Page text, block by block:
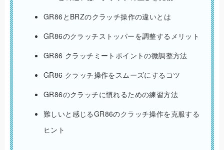
GR86とBRZのクラッチ操作の違いとは
GR86のクラッチストッパーを調整するメリット
GR86 クラッチミートポイントの微調整方法
GR86 クラッチ操作をスムーズにするコツ
GR86のクラッチに慣れるための練習方法
難しいと感じるGR86のクラッチ操作を克服する
ヒント